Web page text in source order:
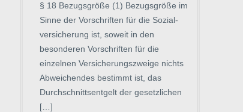
§ 18 Bezugsgröße (1) Bezugsgröße im
Sinne der Vorschriften für die Sozial-
versicherung ist, soweit in den
besonderen Vorschriften für die
einzelnen Versicherungszweige nichts
Abweichendes bestimmt ist, das
Durchschnittsentgelt der gesetzlichen
[…]